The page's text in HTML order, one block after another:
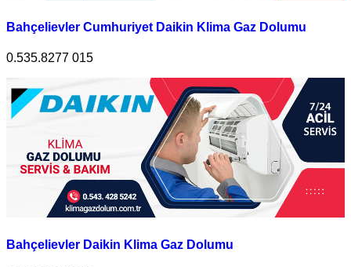
Bahçelievler Cumhuriyet Daikin Klima Gaz Dolumu
0.535.8277 015
Bahçelievler Daikin Klima Gaz Dolumu